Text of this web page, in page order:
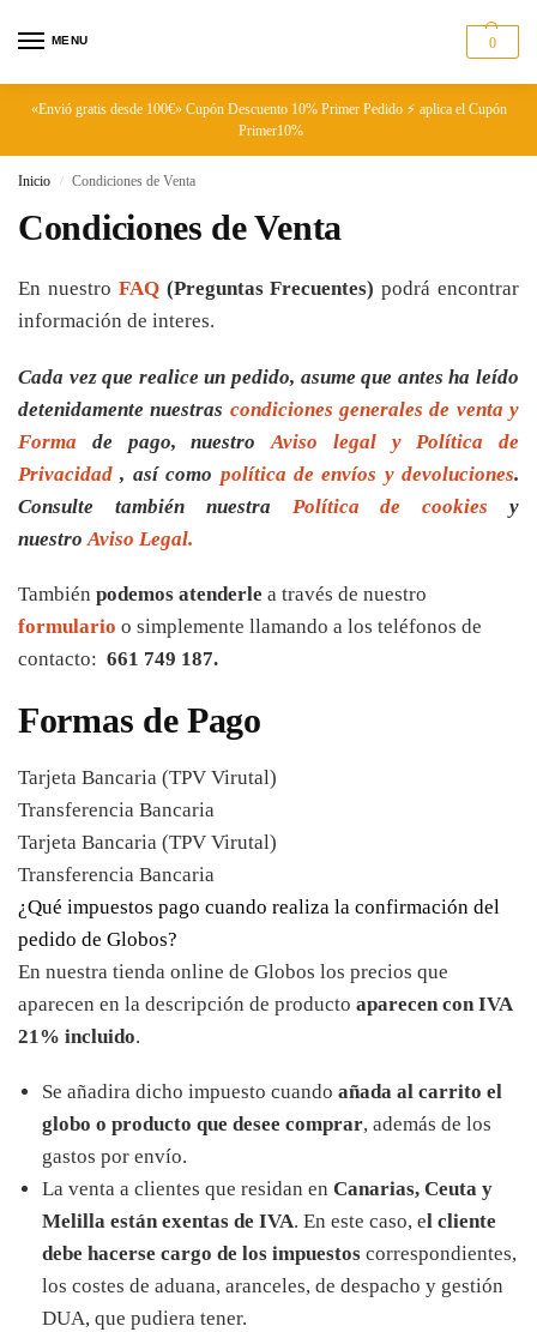
MENU 0
«Envió gratis desde 100€» Cupón Descuento 10% Primer Pedido ⚡ aplica el Cupón
Primer10%
Inicio / Condiciones de Venta
Condiciones de Venta
En nuestro FAQ(Preguntas Frecuentes) podrá encontrar
información de interes.
Cada vez que realice un pedido, asume que antes ha leído
detenidamente nuestras condiciones generales de venta y
Forma de pago, nuestroAviso legal y Política de
Privacidad, así como política de envíos y devoluciones.
Consulte también nuestra Política de cookies y
nuestroAviso Legal.
También podemos atenderle a través de nuestro
formulario o simplemente llamando a los teléfonos de
contacto: 661 749 187.
Formas de Pago
Tarjeta Bancaria (TPV Virutal)
Transferencia Bancaria
Tarjeta Bancaria (TPV Virutal)
Transferencia Bancaria
¿Qué impuestos pago cuando realiza la confirmación del
pedido de Globos?
En nuestra tienda online de Globos los precios que
aparecen en la descripción de producto aparecen con IVA
21% incluido.
Se añadira dicho impuesto cuando añada al carrito el
globo o producto que desee comprar, además de los
gastos por envío.
La venta a clientes que residan en Canarias, Ceuta y
Melilla están exentas de IVA. En este caso, el cliente
debe hacerse cargo de los impuestos correspondientes,
los costes de aduana, aranceles, de despacho y gestión
DUA, que pudiera tener.